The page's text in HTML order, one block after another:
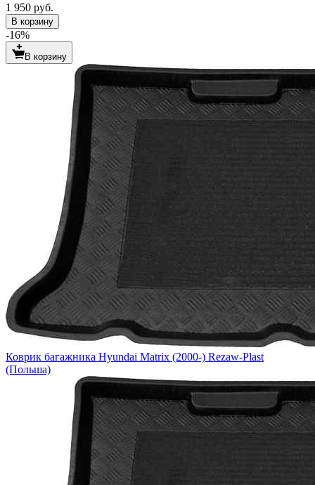
1 950 руб.
В корзину
-16%
В корзину
Коврик багажника Hyundai Matrix (2000-) Rezaw-Plast
(Польша)